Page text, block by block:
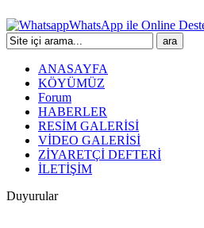
WhatsApp ile Online
ANASAYFA
KÖYÜMÜZ
Forum
HABERLER
RESİM GALERİSİ
VİDEO GALERİSİ
ZİYARETÇİ DEFTERİ
İLETİŞİM
Duyurular